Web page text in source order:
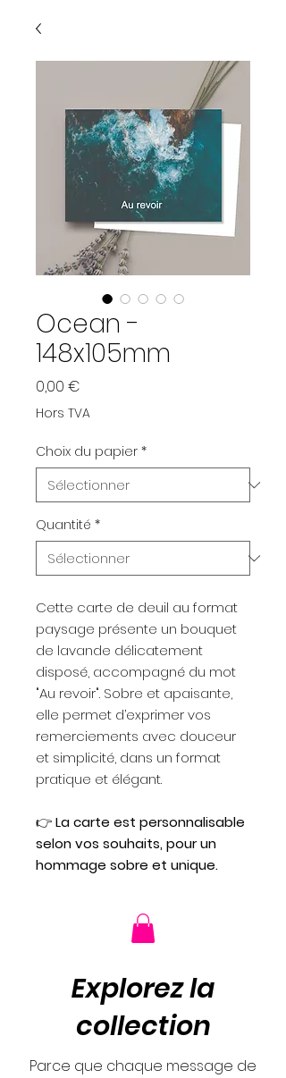
Ocean -
148x105mm
0,00 €
Hors TVA
Choix du papier *
Quantité *
Cette carte de deuil au format
paysage présente un bouquet
de lavande délicatement
disposé, accompagné du mot
"Au revoir". Sobre et apaisante,
elle permet d’exprimer vos
remerciements avec douceur
et simplicité, dans un format
pratique et élégant.
👉La carte est personnalisable
selon vos souhaits, pour un
hommage sobre et unique.
Explorez la
collection
Parce que chaque message de